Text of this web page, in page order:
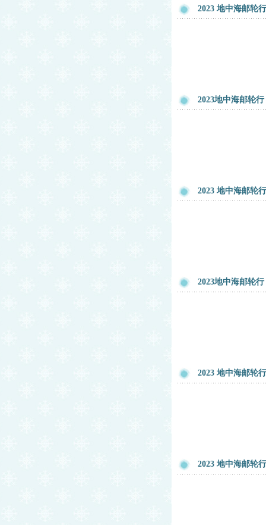
2023 地中海邮轮
2023地中海邮轮
2023 地中海邮轮
2023地中海邮轮
2023 地中海邮轮
2023 地中海邮轮